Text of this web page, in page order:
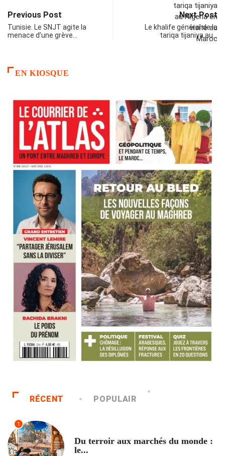
Previous Post
Tunisie. Le SNJT agite la
menace d’une grève…
Next Post
Le khalife général de la
tariqa tijaniya au…
EN KIOSQUE
RÉCENT POPULAIR
1
Du terroir aux marchés du monde :
le...